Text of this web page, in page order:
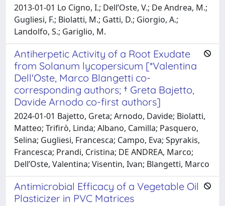
2013-01-01 Lo Cigno, I.; Dell’Oste, V.; De Andrea, M.;
Gugliesi, F.; Biolatti, M.; Gatti, D.; Giorgio, A.;
Landolfo, S.; Gariglio, M.
Antiherpetic Activity of a Root Exudate
from Solanum lycopersicum [*Valentina
Dell'Oste, Marco Blangetti co-
corresponding authors; † Greta Bajetto,
Davide Arnodo co-first authors]
2024-01-01 Bajetto, Greta; Arnodo, Davide; Biolatti,
Matteo; Trifirò, Linda; Albano, Camilla; Pasquero,
Selina; Gugliesi, Francesca; Campo, Eva; Spyrakis,
Francesca; Prandi, Cristina; DE ANDREA, Marco;
Dell’Oste, Valentina; Visentin, Ivan; Blangetti, Marco
Antimicrobial Efficacy of a Vegetable Oil
Plasticizer in PVC Matrices